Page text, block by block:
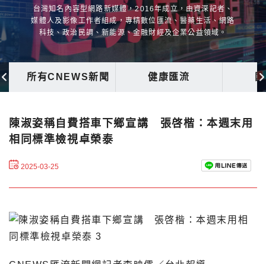
台灣知名內容型網路新媒體，2016年成立，由資深記者、
媒體人及影像工作者組成，專精數位匯流、醫藥生活、網路
科技、政治民調、新能源、金融財經及企業公益領域。
所有CNEWS新聞 健康匯流
陳淑姿稱自費搭車下鄉宣講 張啓楷：本週末用
相同標準檢視卓榮泰
2025-03-25